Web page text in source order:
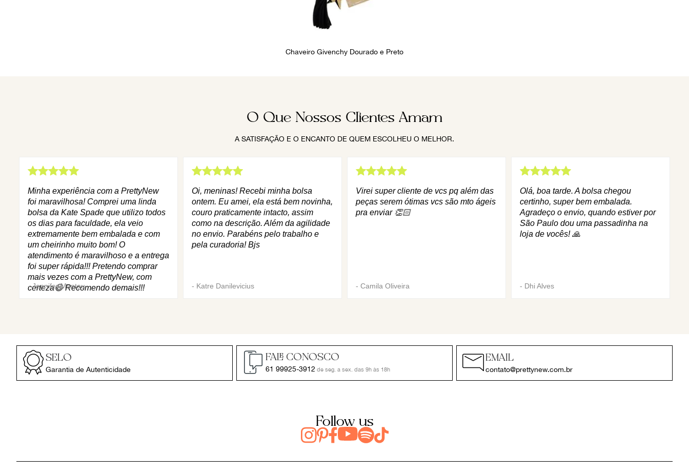
Chaveiro Givenchy Dourado e Preto
O Que Nossos Clientes Amam
A SATISFAÇÃO E O ENCANTO DE QUEM ESCOLHEU O MELHOR.
Minha experiência com a PrettyNew
foi maravilhosa! Comprei uma linda
bolsa da Kate Spade que utilizo todos
os dias para faculdade, ela veio
extremamente bem embalada e com
um cheirinho muito bom! O
atendimento é maravilhoso e a entrega
foi super rápida!!! Pretendo comprar
mais vezes com a PrettyNew, com
certeza😄 Recomendo demais!!!
-Jennifer Mantau
Oi, meninas! Recebi minha bolsa
ontem. Eu amei, ela está bem novinha,
couro praticamente intacto, assim
como na descrição. Além da agilidade
no envio. Parabéns pelo trabalho e
pela curadoria! Bjs
- Katre Danilevicius
Virei super cliente de vcs pq além das
peças serem ótimas vcs são mto ágeis
pra enviar 👏🏻
- Camila Oliveira
Olá, boa tarde. A bolsa chegou
certinho, super bem embalada.
Agradeço o envio, quando estiver por
São Paulo dou uma passadinha na
loja de vocês! 🙏
- Dhi Alves
SELO
Garantia de Autenticidade
FALE CONOSCO
61 99925-3912 de seg. a sex. das 9h às 18h
EMAIL
contato@prettynew.com.br
Follow us